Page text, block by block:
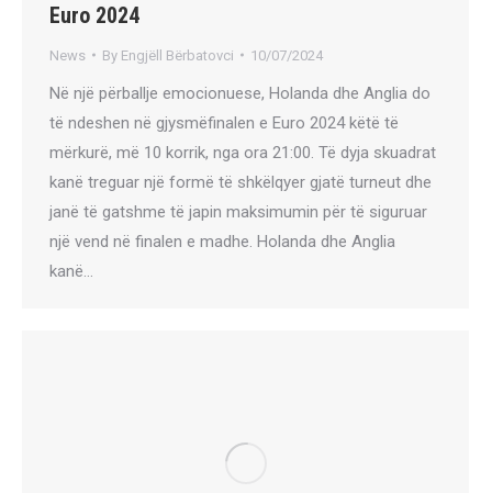
Euro 2024
News By Engjëll Bërbatovci 10/07/2024
Në një përballje emocionuese, Holanda dhe Anglia do
të ndeshen në gjysmëfinalen e Euro 2024 këtë të
mërkurë, më 10 korrik, nga ora 21:00. Të dyja skuadrat
kanë treguar një formë të shkëlqyer gjatë turneut dhe
janë të gatshme të japin maksimumin për të siguruar
një vend në finalen e madhe. Holanda dhe Anglia
kanë…